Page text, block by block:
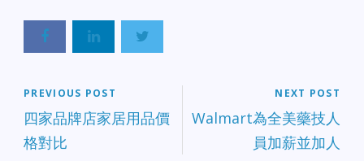
PREVIOUS POST
四家品牌店家居用品價
格對比
NEXT POST
Walmart為全美藥技人
員加薪並加人